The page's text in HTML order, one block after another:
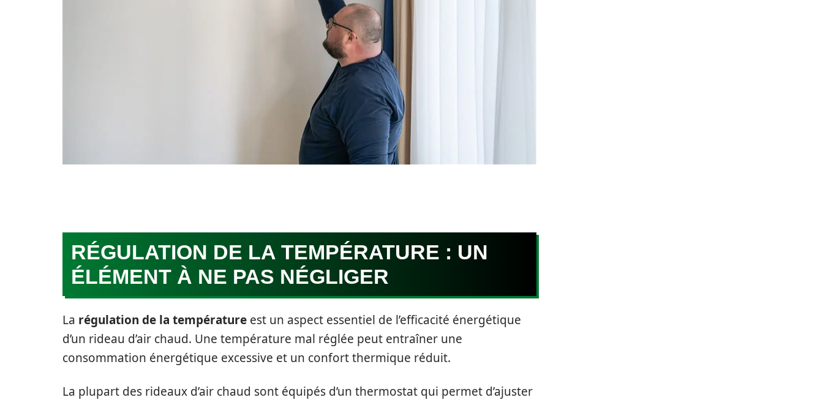
RÉGULATION DE LA TEMPÉRATURE : UN
ÉLÉMENT À NE PAS NÉGLIGER
La régulation de la température est un aspect essentiel de l’efficacité énergétique
d’un rideau d’air chaud. Une température mal réglée peut entraîner une
consommation énergétique excessive et un confort thermique réduit.
La plupart des rideaux d’air chaud sont équipés d’un thermostat qui permet d’ajuster